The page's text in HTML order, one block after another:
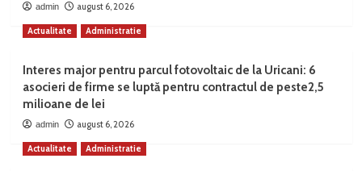
admin august 6, 2026
Actualitate Administratie
Interes major pentru parcul fotovoltaic de la Uricani: 6
asocieri de firme se luptă pentru contractul de peste2,5
milioane de lei
admin august 6, 2026
Actualitate Administratie